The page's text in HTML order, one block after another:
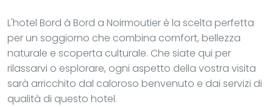
L'hotel Bord à Bord a Noirmoutier è la scelta perfetta
per un soggiorno che combina comfort, bellezza
naturale e scoperta culturale. Che siate qui per
rilassarvi o esplorare, ogni aspetto della vostra visita
sarà arricchito dal caloroso benvenuto e dai servizi di
qualità di questo hotel.